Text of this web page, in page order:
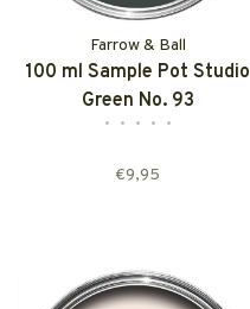
Farrow & Ball
100 ml Sample Pot Studio
Green No. 93
• • • • •
€9,95